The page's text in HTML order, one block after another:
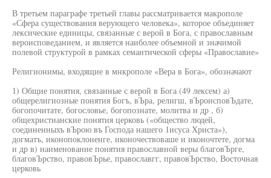
В третьем параграфе третьей главы рассматривается макрополе
«Сфера существования верующего человека», которое объединяет
лексические единицы, связанные с верой в Бога, с православным
вероисповеданием, и является наиболее объемной и значимой
полевой структурой в рамках семантической сферы «Православие»
Религионимы, входящие в мнкрополе «Вера в Бога», обозначают
1) Общие понятия, связанные с верой в Бога (49 лексем) а)
общерелигиозные понятия Богъ, вЪра, религш, вЪроисповЪдате,
богопочитате, богословье, богопознате, молитва и др , б)
общехристианские понятия церковь («общество людей,
соединенныхъ вЪрою въ Господа нашего 1исуса Христа»),
догматъ, иконопоклоненге, иконочествоваше и иконочтете, догма
и др в) наименование понятия православной веры благовЪрге,
благовЪрство, правовЪрье, православгг, правовЪрство, Восточная
церковь